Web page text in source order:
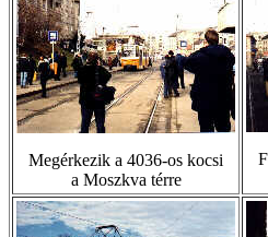
Megérkezik a 4036-os kocsi
a Moszkva térre